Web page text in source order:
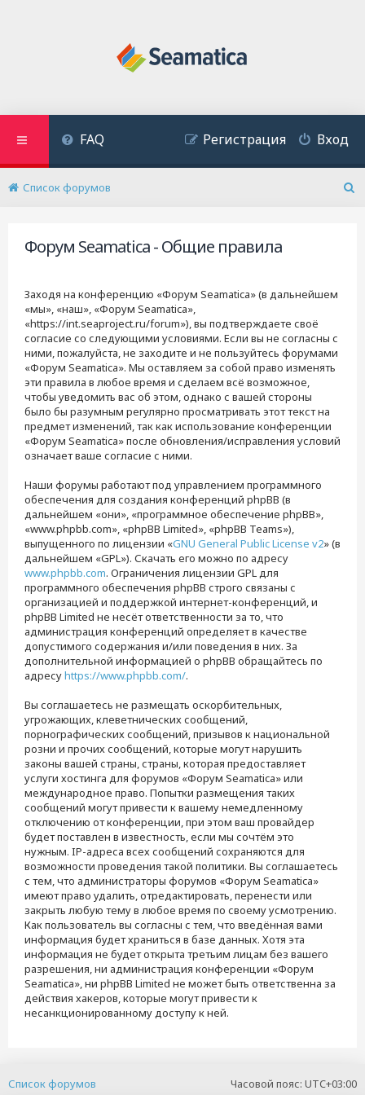
FAQ Вход
Регистрация
Список форумов
Форум Seamatica - Общие правила
Заходя на конференцию «Форум Seamatica» (в дальнейшем
«мы», «наш», «Форум Seamatica»,
«https://int.seaproject.ru/forum»), вы подтверждаете своё
согласие со следующими условиями. Если вы не согласны с
ними, пожалуйста, не заходите и не пользуйтесь форумами
«Форум Seamatica». Мы оставляем за собой право изменять
эти правила в любое время и сделаем всё возможное,
чтобы уведомить вас об этом, однако с вашей стороны
было бы разумным регулярно просматривать этот текст на
предмет изменений, так как использование конференции
«Форум Seamatica» после обновления/исправления условий
означает ваше согласие с ними.
Наши форумы работают под управлением программного
обеспечения для создания конференций phpBB (в
дальнейшем «они», «программное обеспечение phpBB»,
«www.phpbb.com», «phpBB Limited», «phpBB Teams»),
выпущенного по лицензии «GNU General Public License v2» (в
дальнейшем «GPL»). Скачать его можно по адресу
www.phpbb.com. Ограничения лицензии GPL для
программного обеспечения phpBB строго связаны с
организацией и поддержкой интернет-конференций, и
phpBB Limited не несёт ответственности за то, что
администрация конференций определяет в качестве
допустимого содержания и/или поведения в них. За
дополнительной информацией о phpBB обращайтесь по
адресуhttps://www.phpbb.com/.
Вы соглашаетесь не размещать оскорбительных,
угрожающих, клеветнических сообщений,
порнографических сообщений, призывов к национальной
розни и прочих сообщений, которые могут нарушить
законы вашей страны, страны, которая предоставляет
услуги хостинга для форумов «Форум Seamatica» или
международное право. Попытки размещения таких
сообщений могут привести к вашему немедленному
отключению от конференции, при этом ваш провайдер
будет поставлен в известность, если мы сочтём это
нужным. IP-адреса всех сообщений сохраняются для
возможности проведения такой политики. Вы соглашаетесь
с тем, что администраторы форумов «Форум Seamatica»
имеют право удалить, отредактировать, перенести или
закрыть любую тему в любое время по своему усмотрению.
Как пользователь вы согласны с тем, что введённая вами
информация будет храниться в базе данных. Хотя эта
информация не будет открыта третьим лицам без вашего
разрешения, ни администрация конференции «Форум
Seamatica», ни phpBB Limited не может быть ответственна за
действия хакеров, которые могут привести к
несанкционированному доступу к ней.
Часовой пояс: UTC+03:00
Список форумов